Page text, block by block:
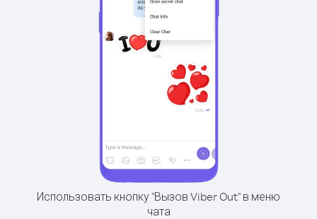
Использовать кнопку "Вызов Viber Out" в меню
чата